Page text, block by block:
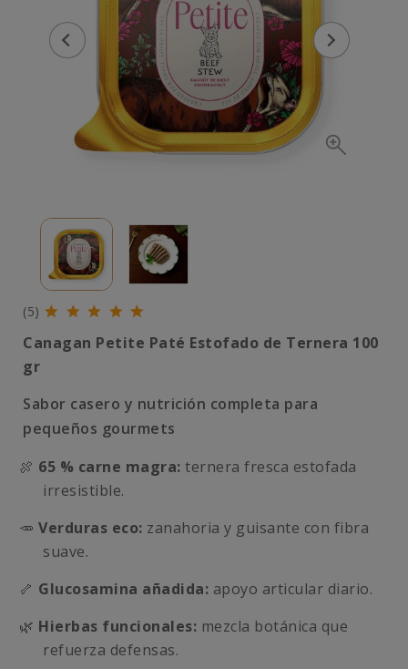
(5)
Canagan Petite Paté Estofado de Ternera 100
gr
Sabor casero y nutrición completa para
pequeños gourmets
🍖 65 % carne magra: ternera fresca estofada
irresistible.
🥕 Verduras eco: zanahoria y guisante con fibra
suave.
🦴 Glucosamina añadida: apoyo articular diario.
🌿 Hierbas funcionales: mezcla botánica que
refuerza defensas.